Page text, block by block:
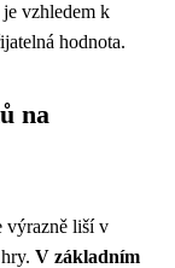
je vzhledem k
hodnota.
na
výrazně liší v
V základním